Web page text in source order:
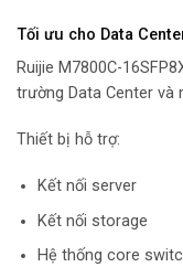
Tối ưu cho Data
Ruijie M7800C-
trường Data Center và
Thiết bị hỗ trợ:
Kết nối server
Kết nối storage
Hệ thống core